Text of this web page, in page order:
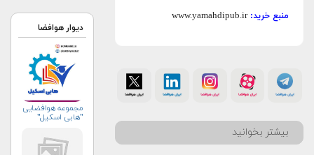
منبع خرید: www.yamahdipub.ir
بیشتر بخوانید
دیوار هوافضا
مجموعه هوافضایی
"هابی اسکیل"